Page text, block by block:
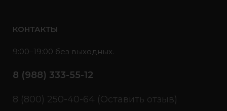
КОНТАКТЫ
9:00–19:00 без выходных.
8 (988) 333-55-12
8 (800) 250-40-64 (Оставить отзыв)